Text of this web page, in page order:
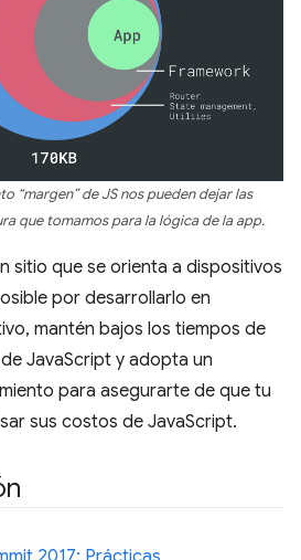
“margen” de JS nos pueden dejar las
que tomamos para la lógica de la app.
sitio que se orienta a dispositivos
por desarrollarlo en
mantén bajos los tiempos de
JavaScript y adopta un
para asegurarte de que tu
sus costos de JavaScript.